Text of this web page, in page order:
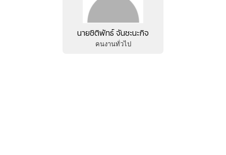
นายชิติพัทธ์ จันชะนะกิจ
คนงานทั่วไป